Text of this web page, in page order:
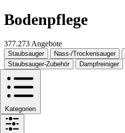
Bodenpflege
377.273 Angebote
Staubsauger Nass-/Trockensauger
Staubsauger-Zubehör
Dampfreiniger
Kategorien